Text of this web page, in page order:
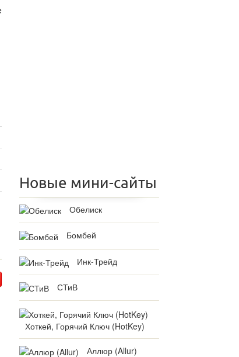
Новые мини-сайты
Обелиск
Бомбей
Инк-Трейд
СТиВ
Хоткей, Горячий Ключ (HotKey)
Аллюр (Allur)